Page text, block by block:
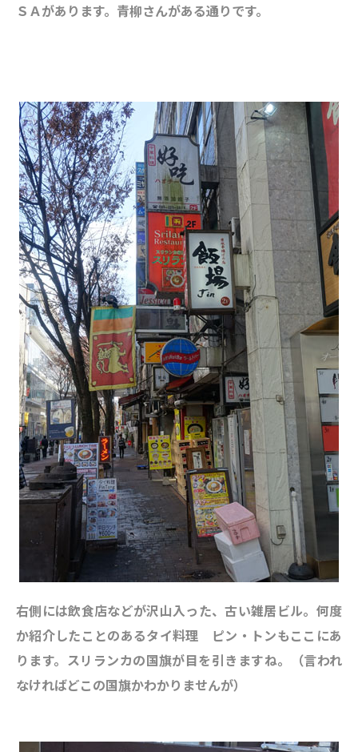
ＳＡがあります。青柳さんがある通りです。
右側には飲食店などが沢山入った、古い雑居ビル。何度
か紹介したことのあるタイ料理 ピン・トンもここにあ
ります。スリランカの国旗が目を引きますね。（言われ
なければどこの国旗かわかりませんが）